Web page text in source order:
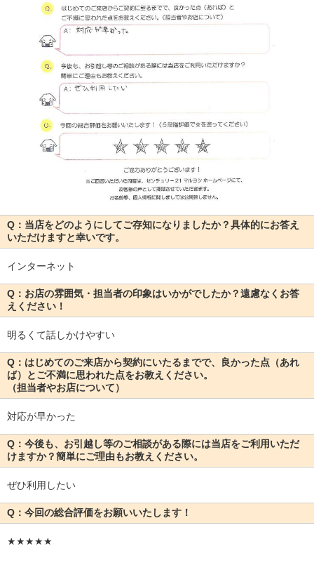
Q：当店をどのようにしてご存知になりましたか？具体的にお答え
いただけますと幸いです。
インターネット
Q：お店の雰囲気・担当者の印象はいかがでしたか？遠慮なくお答
えください！
明るくて話しかけやすい
Q：はじめてのご来店から契約にいたるまでで、良かった点（あれ
ば）とご不満に思われた点をお教えください。
（担当者やお店について）
対応が早かった
Q：今後も、お引越し等のご相談がある際には当店をご利用いただ
けますか？簡単にご理由もお教えください。
ぜひ利用したい
Q：今回の総合評価をお願いいたします！
★★★★★